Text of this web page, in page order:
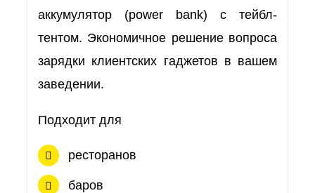
аккумулятор (power bank) с тейбл-
тентом. Экономичное решение вопроса
зарядки клиентских гаджетов в вашем
заведении.
Подходит для
ресторанов
баров